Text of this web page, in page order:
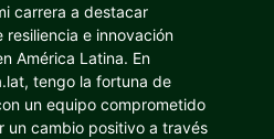
carrera a destacar
resiliencia e innovación
América Latina. En
tengo la fortuna de
un equipo comprometido
un cambio positivo a través